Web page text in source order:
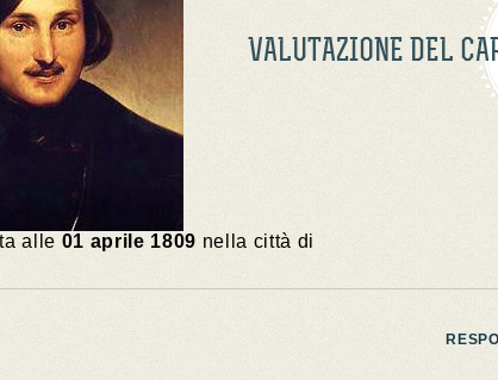
VALUTAZIONE DEL
alle 01 aprile 1809 nella città di